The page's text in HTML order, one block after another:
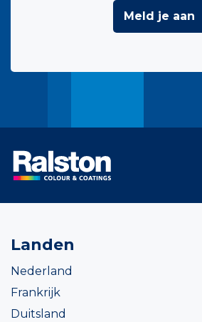
Meld je aan
Landen
Nederland
Frankrijk
Duitsland